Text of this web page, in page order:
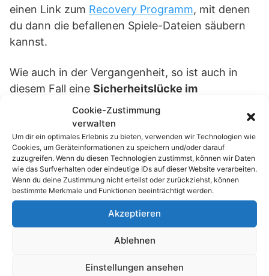
einen Link zum Recovery Programm, mit denen
du dann die befallenen Spiele-Dateien säubern
kannst.
Wie auch in der Vergangenheit, so ist auch in
diesem Fall eine Sicherheitslücke im
für die Verbreitung des
CryptoLocker-Trojaners
verantwortlich. Daher
ist es immens wichtig, den Flashplayer immer auf
demaktuellsten Standzu halten.
Passend zum Thema »
Der 1-Sekunden-Webserver: Wie du mit
Cookie-Zustimmung
verwalten
Um dir ein optimales Erlebnis zu bieten, verwenden wir Technologien wie
Cookies, um Geräteinformationen zu speichern und/oder darauf
zuzugreifen. Wenn du diesen Technologien zustimmst, können wir Daten
wie das Surfverhalten oder eindeutige IDs auf dieser Website verarbeiten.
Wenn du deine Zustimmung nicht erteilst oder zurückziehst, können
bestimmte Merkmale und Funktionen beeinträchtigt werden.
Akzeptieren
Ablehnen
Einstellungen ansehen